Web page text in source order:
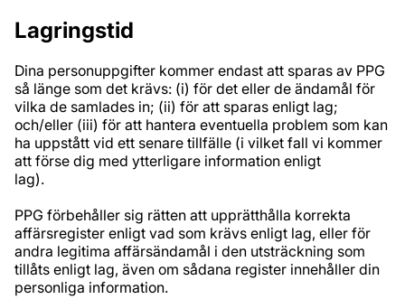
Lagringstid
Dina personuppgifter kommer endast att sparas av PPG
så länge som det krävs: (i) för det eller de ändamål för
vilka de samlades in; (ii) för att sparas enligt lag;
och/eller (iii) för att hantera eventuella problem som kan
ha uppstått vid ett senare tillfälle (i vilket fall vi kommer
att förse dig med ytterligare information enligt
lag).
PPG förbehåller sig rätten att upprätthålla korrekta
affärsregister enligt vad som krävs enligt lag, eller för
andra legitima affärsändamål i den utsträckning som
tillåts enligt lag, även om sådana register innehåller din
personliga information.